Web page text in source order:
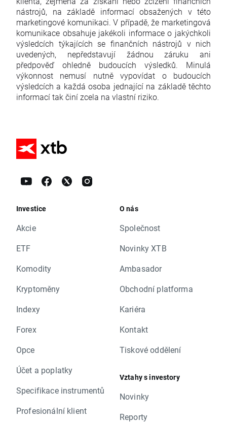
nástrojů, na základě informací obsažených v této
marketingové komunikaci. V případě, že marketingová
komunikace obsahuje jakékoli informace o jakýchkoli
výsledcích týkajících se finančních nástrojů v nich
uvedených, nepředstavují žádnou záruku ani
předpověď ohledně budoucích výsledků. Minulá
výkonnost nemusí nutně vypovídat o budoucích
výsledcích a každá osoba jednající na základě těchto
informací tak činí zcela na vlastní riziko.
Investice
Akcie
ETF
Komodity
Kryptoměny
Indexy
Forex
Opce
Účet a poplatky
Specifikace instrumentů
Profesionální klient
O nás
Společnost
Novinky XTB
Ambasador
Obchodní platforma
Kariéra
Kontakt
Tiskové oddělení
Vztahy s investory
Novinky
Reporty